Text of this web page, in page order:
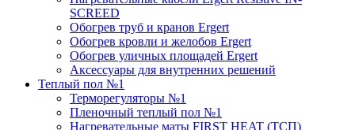
SCREED
Обогрев труб и кранов Ergert
Обогрев кровли и желобов Ergert
Обогрев уличных площадей Ergert
Аксессуары для внутренних решений
Теплый пол №1
Терморегуляторы №1
Пленочный теплый пол №1
Нагревательные маты FIRST HEAT (ТСП)